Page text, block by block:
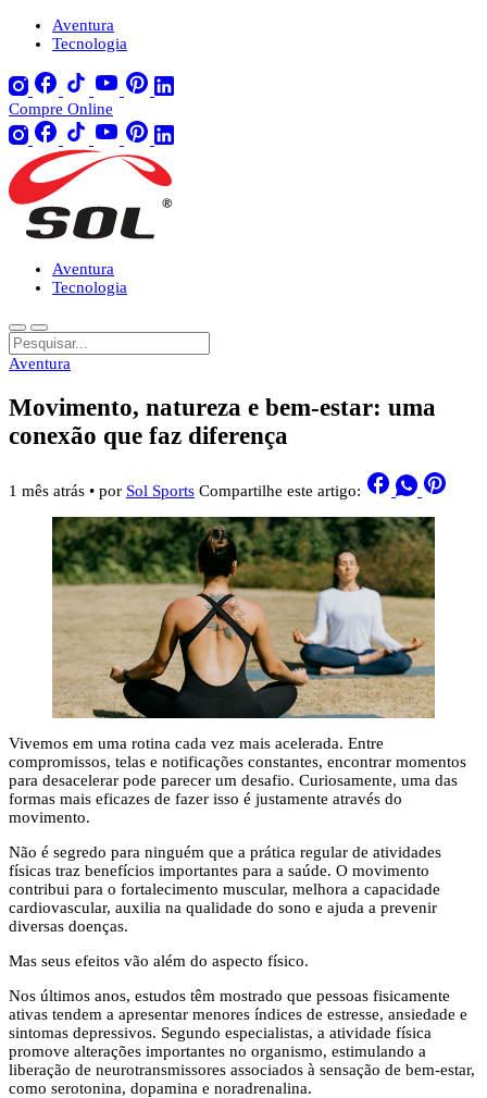
Aventura
Tecnologia
Compre Online
Aventura
Tecnologia
Aventura
Movimento, natureza e bem-estar: uma
conexão que faz diferença
1 mês atrás • por Sol Sports Compartilhe este artigo:
Vivemos em uma rotina cada vez mais acelerada. Entre
compromissos, telas e notificações constantes, encontrar momentos
para desacelerar pode parecer um desafio. Curiosamente, uma das
formas mais eficazes de fazer isso é justamente através do
movimento.
Não é segredo para ninguém que a prática regular de atividades
físicas traz benefícios importantes para a saúde. O movimento
contribui para o fortalecimento muscular, melhora a capacidade
cardiovascular, auxilia na qualidade do sono e ajuda a prevenir
diversas doenças.
Mas seus efeitos vão além do aspecto físico.
Nos últimos anos, estudos têm mostrado que pessoas fisicamente
ativas tendem a apresentar menores índices de estresse, ansiedade e
sintomas depressivos. Segundo especialistas, a atividade física
promove alterações importantes no organismo, estimulando a
liberação de neurotransmissores associados à sensação de bem-estar,
como serotonina, dopamina e noradrenalina.